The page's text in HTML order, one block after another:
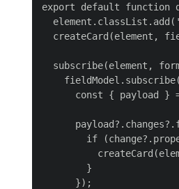
export default function
createCard(element,
subscribe(element,
const { payload }
if
        }
      });